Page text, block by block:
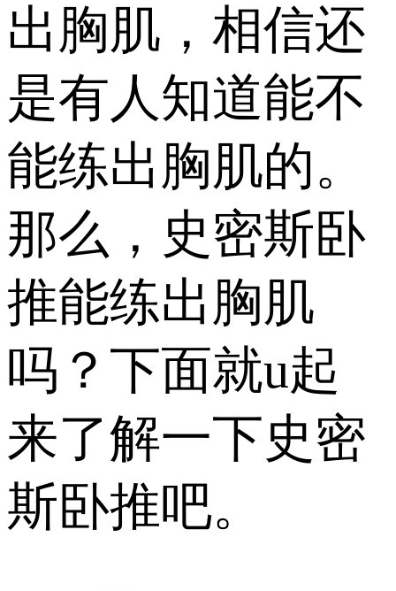
出胸肌，相信还
是有人知道能不
能练出胸肌的。
那么，史密斯卧
推能练出胸肌
吗？下面就u起
来了解一下史密
斯卧推吧。